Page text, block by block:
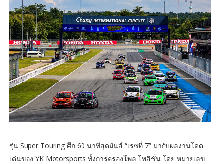
รุ่น Super Touring ศึก 60 นาทีสุดมันส์ “เรซที่ 7” มากับผลงานโดด
เด่นของ YK Motorsports ทั้งการครองโพล โพสิชั่น โดย หมายเลข